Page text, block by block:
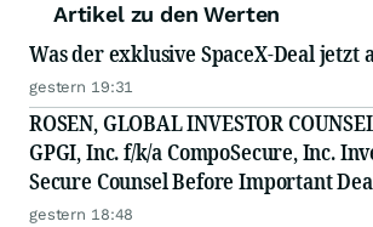
Artikel zu den Werten
Was der exklusive SpaceX-Deal jetzt
gestern 19:31
ROSEN, GLOBAL INVESTOR
GPGI, Inc. f/k/a CompoSecure, Inc.
Secure Counsel Before Important
Securities Class Action - GPGI, CMPO
gestern 18:48